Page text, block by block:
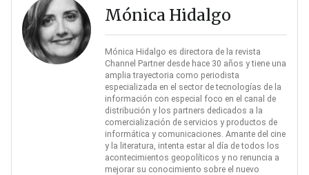
Mónica Hidalgo
Mónica Hidalgo es directora de la revista
Channel Partner desde hace 30 años y tiene una
amplia trayectoria como periodista
especializada en el sector de tecnologías de la
información con especial foco en el canal de
distribución y los partners dedicados a la
comercialización de servicios y productos de
informática y comunicaciones. Amante del cine
y la literatura, intenta estar al día de todos los
acontecimientos geopolíticos y no renuncia a
mejorar su conocimiento sobre el nuevo